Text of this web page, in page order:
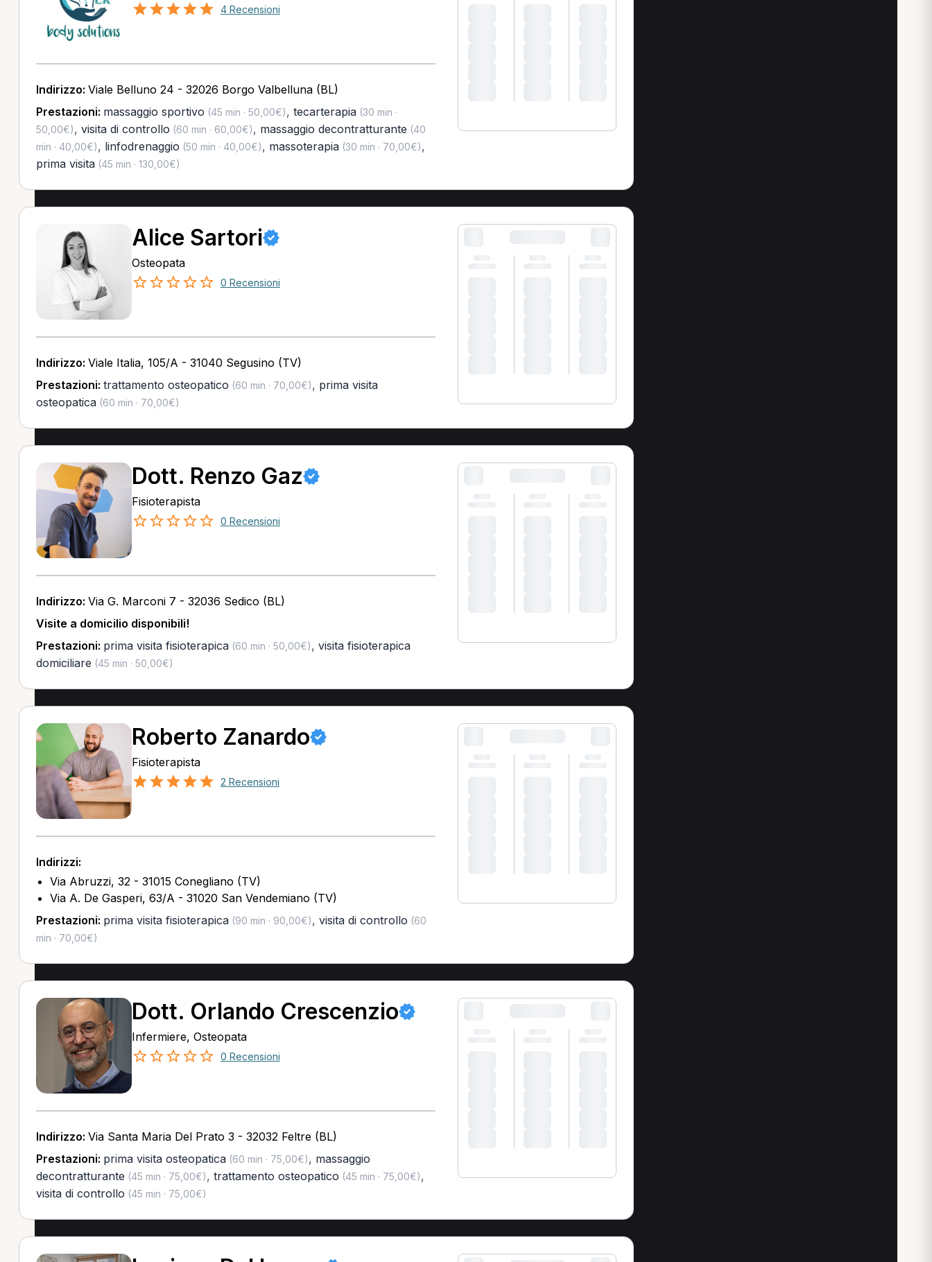
4 Recensioni
Indirizzo: Viale Belluno 24 - 32026 Borgo Valbelluna (BL)
Prestazioni: massaggio sportivo (45 min · 50,00€), tecarterapia(30 min ·
50,00€), visita di controllo (60 min · 60,00€), massaggio decontratturante (40
min · 40,00€), linfodrenaggio (50 min · 40,00€), massoterapia(30 min · 70,00€),
prima visita(45 min · 130,00€)
Alice Sartori
Osteopata
0 Recensioni
Indirizzo: Viale Italia, 105/A - 31040 Segusino (TV)
Prestazioni: trattamento osteopatico (60 min · 70,00€), prima visita
osteopatica(60 min · 70,00€)
Dott. Renzo Gaz
Fisioterapista
0 Recensioni
Indirizzo: Via G. Marconi 7 - 32036 Sedico (BL)
Visite a domicilio disponibili!
Prestazioni: prima visita fisioterapica(60 min · 50,00€), visita fisioterapica
domiciliare (45 min · 50,00€)
Roberto Zanardo
Fisioterapista
2 Recensioni
Indirizzi:
Via Abruzzi, 32 - 31015 Conegliano (TV)
Via A. De Gasperi, 63/A - 31020 San Vendemiano (TV)
Prestazioni: prima visita fisioterapica(90 min · 90,00€), visita di controllo (60
min · 70,00€)
Dott. Orlando Crescenzio
Infermiere, Osteopata
0 Recensioni
Indirizzo: Via Santa Maria Del Prato 3 - 32032 Feltre (BL)
Prestazioni: prima visita osteopatica(60 min · 75,00€), massaggio
decontratturante (45 min · 75,00€), trattamento osteopatico (45 min · 75,00€),
visita di controllo (45 min · 75,00€)